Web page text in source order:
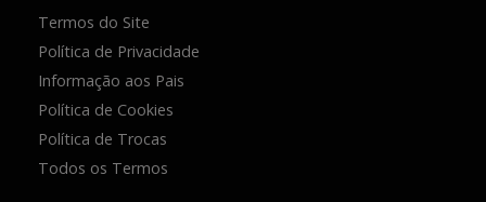
Termos do Site
Política de Privacidade
Informação aos Pais
Política de Cookies
Política de Trocas
Todos os Termos